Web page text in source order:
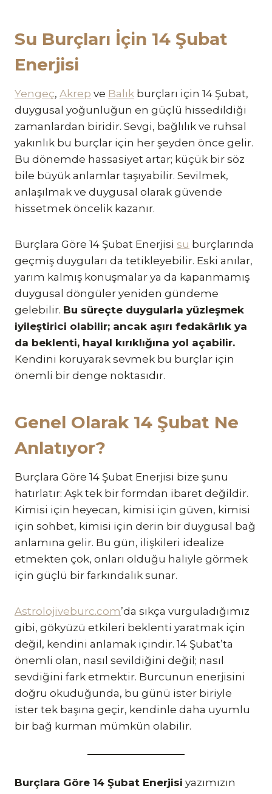
Su Burçları İçin 14 Şubat
Enerjisi
Yengeç, Akrep ve Balık burçları için 14 Şubat,
duygusal yoğunluğun en güçlü hissedildiği
zamanlardan biridir. Sevgi, bağlılık ve ruhsal
yakınlık bu burçlar için her şeyden önce gelir.
Bu dönemde hassasiyet artar; küçük bir söz
bile büyük anlamlar taşıyabilir. Sevilmek,
anlaşılmak ve duygusal olarak güvende
hissetmek öncelik kazanır.
Burçlara Göre 14 Şubat Enerjisi su burçlarında
geçmiş duyguları da tetikleyebilir. Eski anılar,
yarım kalmış konuşmalar ya da kapanmamış
duygusal döngüler yeniden gündeme
gelebilir. Bu süreçte duygularla yüzleşmek
iyileştirici olabilir; ancak aşırı fedakârlık ya
da beklenti, hayal kırıklığına yol açabilir.
Kendini koruyarak sevmek bu burçlar için
önemli bir denge noktasıdır.
Genel Olarak 14 Şubat Ne
Anlatıyor?
Burçlara Göre 14 Şubat Enerjisi bize şunu
hatırlatır: Aşk tek bir formdan ibaret değildir.
Kimisi için heyecan, kimisi için güven, kimisi
için sohbet, kimisi için derin bir duygusal bağ
anlamına gelir. Bu gün, ilişkileri idealize
etmekten çok, onları olduğu haliyle görmek
için güçlü bir farkındalık sunar.
Astrolojiveburc.com’da sıkça vurguladığımız
gibi, gökyüzü etkileri beklenti yaratmak için
değil, kendini anlamak içindir. 14 Şubat’ta
önemli olan, nasıl sevildiğini değil; nasıl
sevdiğini fark etmektir. Burcunun enerjisini
doğru okuduğunda, bu günü ister biriyle
ister tek başına geçir, kendinle daha uyumlu
bir bağ kurman mümkün olabilir.
Burçlara Göre 14 Şubat Enerjisi yazımızın